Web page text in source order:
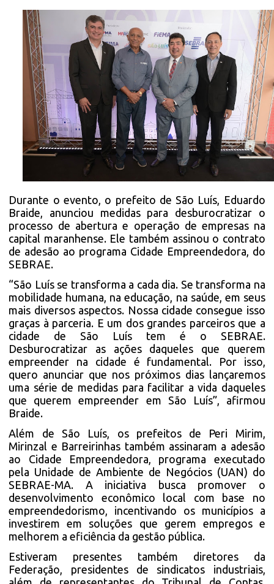
Durante o evento, o prefeito de São Luís, Eduardo
Braide, anunciou medidas para desburocratizar o
processo de abertura e operação de empresas na
capital maranhense. Ele também assinou o contrato
de adesão ao programa Cidade Empreendedora, do
SEBRAE.
“São Luís se transforma a cada dia. Se transforma na
mobilidade humana, na educação, na saúde, em seus
mais diversos aspectos. Nossa cidade consegue isso
graças à parceria. E um dos grandes parceiros que a
cidade de São Luís tem é o SEBRAE.
Desburocratizar as ações daqueles que querem
empreender na cidade é fundamental. Por isso,
quero anunciar que nos próximos dias lançaremos
uma série de medidas para facilitar a vida daqueles
que querem empreender em São Luís”, afirmou
Braide.
Além de São Luís, os prefeitos de Peri Mirim,
Mirinzal e Barreirinhas também assinaram a adesão
ao Cidade Empreendedora, programa executado
pela Unidade de Ambiente de Negócios (UAN) do
SEBRAE-MA. A iniciativa busca promover o
desenvolvimento econômico local com base no
empreendedorismo, incentivando os municípios a
investirem em soluções que gerem empregos e
melhorem a eficiência da gestão pública.
Estiveram presentes também diretores da
Federação, presidentes de sindicatos industriais,